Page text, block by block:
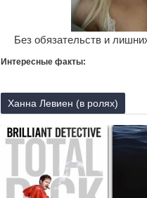
Без обязательств и
Интересные факты:
Ханна Левиен (в ролях)